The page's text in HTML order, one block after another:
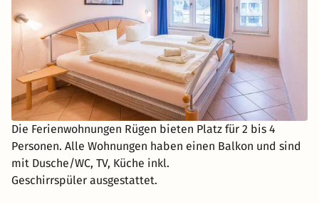
Die Ferienwohnungen Rügen bieten Platz für 2 bis 4
Personen. Alle Wohnungen haben einen Balkon und sind
mit Dusche/WC, TV, Küche inkl.
Geschirrspüler ausgestattet.